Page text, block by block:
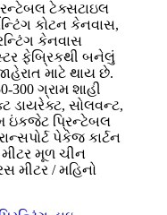
ટેક્સટાઇલ
કોટન કેનવાસ,
કેનવાસ
ફેબ્રિકથી બનેલું
માટે થાય છે.
300 ગ્રામ શાહી
ડાયરેક્ટ, સોલવન્ટ,
ઇંકજેટ પ્રિન્ટેબલ
પેકેજ કાર્ટન
મીટર મૂળ ચીન
મીટર / મહિનો